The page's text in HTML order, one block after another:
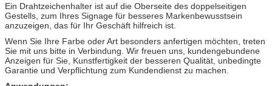
Ein Drahtzeichenhalter ist auf die Oberseite des doppelseitigen
Gestells, zum Ihres Signage für besseres Markenbewusstsein
anzuzeigen, das für Ihr Geschäft hilfreich ist.
Wenn Sie Ihre Farbe oder Art besonders anfertigen möchten, treten
Sie mit uns bitte in Verbindung. Wir freuen uns, kundengebundene
Anzeigen für Sie, Kunstfertigkeit der besseren Qualität, unbedingte
Garantie und Verpflichtung zum Kundendienst zu machen.